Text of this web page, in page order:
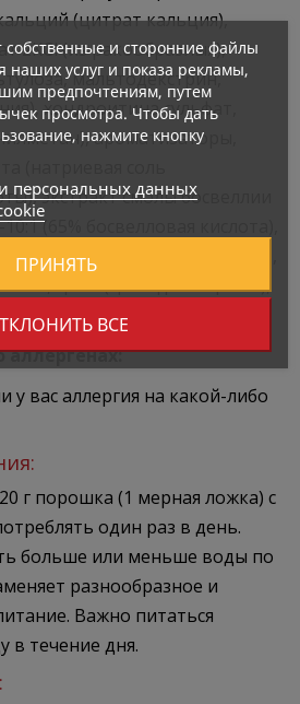
(цитрат кальция),
2KCl (из ракообразных),
мальтодекстрин,
хондроитина сульфат,
ароматизаторы,
(натриевая соль
экстракт смолы босвеллии
(65% босвелловая кислота),
С (L-аскорбиновая кислота),
цинк (цинк диглицинат),
марганца).
аллергенах:
у вас аллергия на какой-либо
г порошка (1 мерная ложка) с
один раз в день.
больше или меньше воды по
разнообразное и
Важно питаться
в течение дня.
собственные и сторонние файлы
наших услуг и показа рекламы,
предпочтениям, путем
просмотра. Чтобы дать
нажмите кнопку
персональных данных
ВСЕ
ПРИНЯТЬ